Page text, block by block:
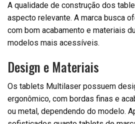
A qualidade de construção dos
aspecto relevante. A marca busca
com bom acabamento e materiais
modelos mais acessíveis.
Design e Materiais
Os tablets Multilaser possuem
ergonômico, com bordas finas e
ou metal, dependendo do modelo.